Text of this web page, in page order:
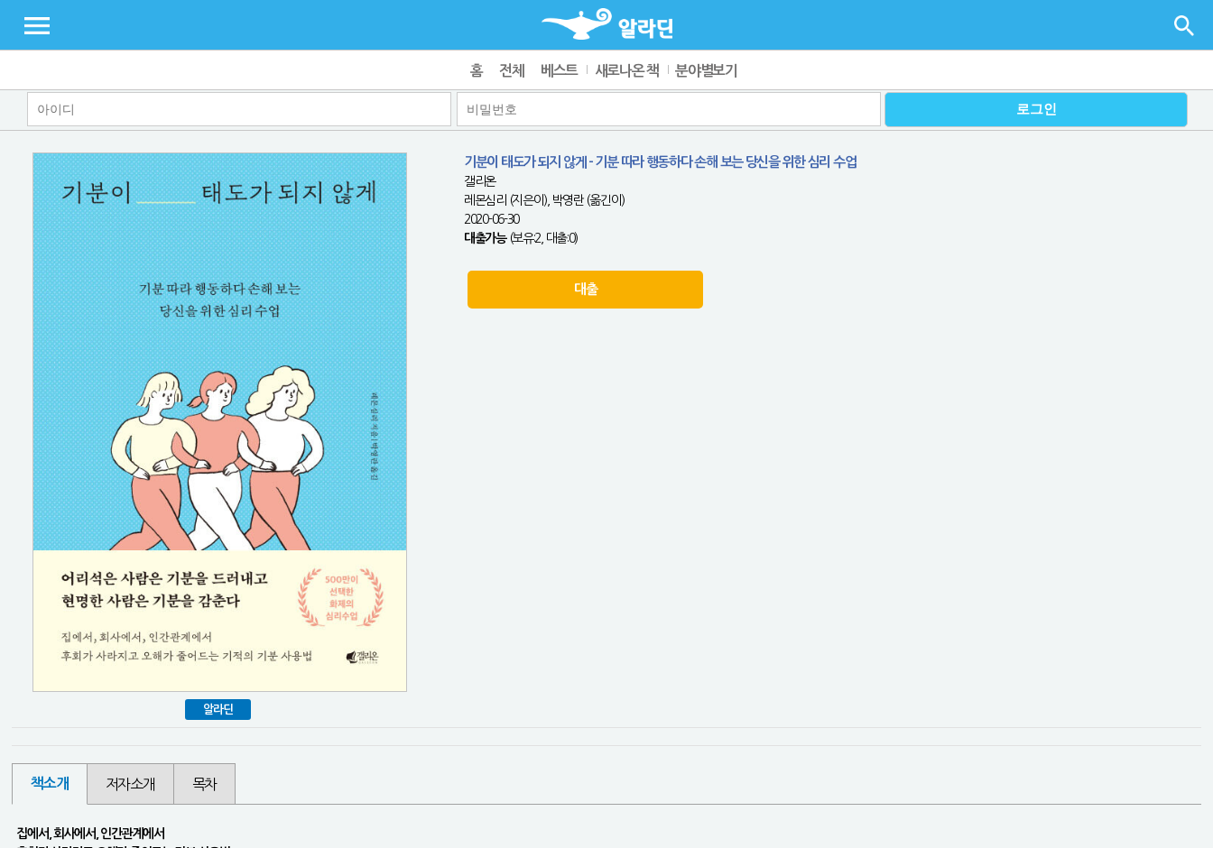
홈 전체 베스트 새로나온 책 분야별보기
알라딘
기분이 태도가 되지 않게 - 기분 따라 행동하다 손해 보는 당신을 위한 심리 수업
갤리온
레몬심리 (지은이), 박영란 (옮긴이)
2020-06-30
대출가능(보유:2, 대출:0)
대출
책소개 저자소개 목차
집에서, 회사에서, 인간관계에서